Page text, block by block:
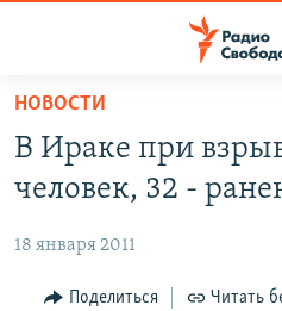
упрощенного
доступа
основному
Вернутся
ПОДКАСТЫ
АВТОРСКИЕ ПРОЕКТЫ
ЦИТАТЫ СВОБОДЫ
МНЕНИЯ
НОВОСТИ
В Ираке при
человек, 32 -
18 января 2011
Поделиться Читать